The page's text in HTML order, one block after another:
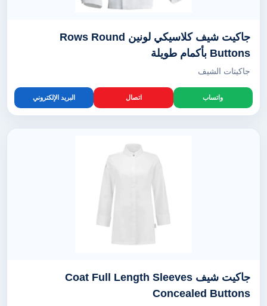
جاكيت شيف كلاسيكي لونين Rows Round
Buttons بأكمام طويلة
جاكيتات الشيف
واتساب اتصال البريد الإلكتروني
جاكيت شيف Coat Full Length Sleeves
Concealed Buttons